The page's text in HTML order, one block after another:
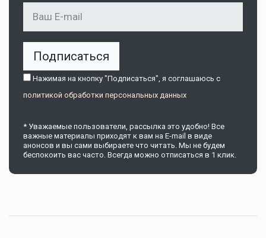
Подписаться
Нажимая на кнопку "Подписаться", я соглашаюсь c
политикой обработки персональных данных
* Уважаемые пользователи, рассылка это удобно! Все
важные материалы приходят к вам на E-mail в виде
анонсов и вы сами выбираете что читать. Мы не будем
беспокоить вас часто. Всегда можно отписаться в 1 клик.